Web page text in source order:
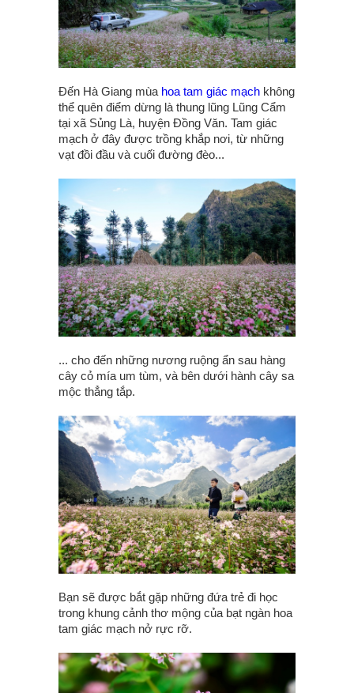
Đến Hà Giang mùa hoa tam giác mạch không
thể quên điểm dừng là thung lũng Lũng Cẩm
tại xã Sủng Là, huyện Đồng Văn. Tam giác
mạch ở đây được trồng khắp nơi, từ những
vạt đồi đầu và cuối đường đèo...
... cho đến những nương ruộng ẩn sau hàng
cây cỏ mía um tùm, và bên dưới hành cây sa
mộc thẳng tắp.
Bạn sẽ được bắt gặp những đứa trẻ đi học
trong khung cảnh thơ mộng của bạt ngàn hoa
tam giác mạch nở rực rỡ.